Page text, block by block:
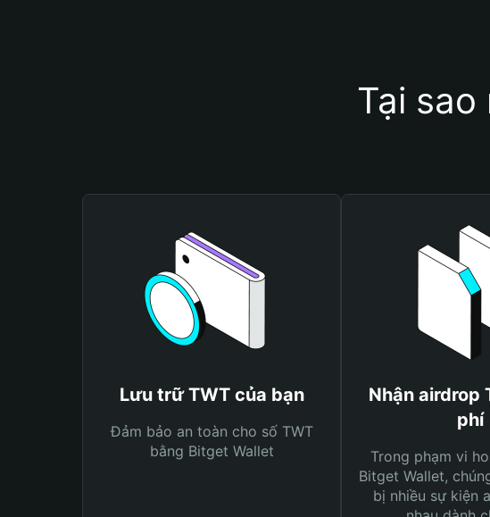
Tại sao
Lưu trữ TWT của bạn
Đảm bảo an toàn cho số TWT
bằng Bitget Wallet
Nhận airdrop
phí
Trong phạm vi
Bitget Wallet,
bị nhiều sự kiện